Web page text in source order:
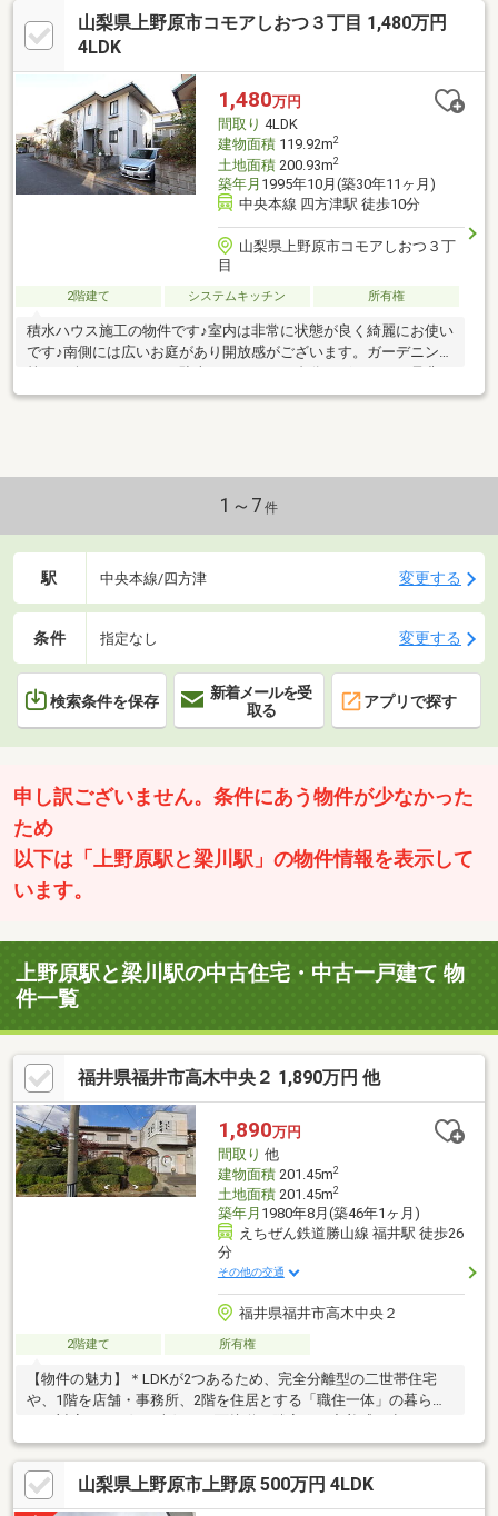
山梨県上野原市コモアしおつ３丁目 1,480万円
4LDK
1,480万円
間取り 4LDK
建物面積119.92m2
土地面積200.93m2
築年月 1995年10月(築30年11ヶ月)
中央本線 四方津駅 徒歩10分
山梨県上野原市コモアしおつ３丁
目
2階建て システムキッチン 所有権
積水ハウス施工の物件です♪室内は非常に状態が良く綺麗にお使い
です♪南側には広いお庭があり開放感がございます。ガーデニング
お問合わせ下さい♪
1～7 件
駅 中央本線/四方津 変更する
条件 指定なし 変更する
検索条件を保存
新着メールを受
取る
アプリで探す
申し訳ございません。条件にあう物件が少なかった
ため
以下は「上野原駅と梁川駅」の物件情報を表示して
います。
上野原駅と梁川駅の中古住宅・中古一戸建て 物
件一覧
福井県福井市高木中央２ 1,890万円 他
1,890万円
間取り 他
建物面積201.45m2
土地面積201.45m2
築年月 1980年8月(築46年1ヶ月)
えちぜん鉄道勝山線 福井駅 徒歩26
分
その他の交通
福井県福井市高木中央２
2階建て 所有権
【物件の魅力】＊LDKが2つあるため、完全分離型の二世帯住宅
や、1階を店舗・事務所、2階を住居とする「職住一体」の暮らし
プライバシーも守りやすい贅沢な立地。＊南側が開けており、陽
当り良好。約10坪以上の広い南庭があり、ガーデニングや子供の
遊び場に最適。【エリアの魅力】＊利便性が高く、落ち着いた住
環境が保たれた「高木中央」アドレス。＊えちぜん鉄道「福井」
山梨県上野原市上野原 500万円 4LDK